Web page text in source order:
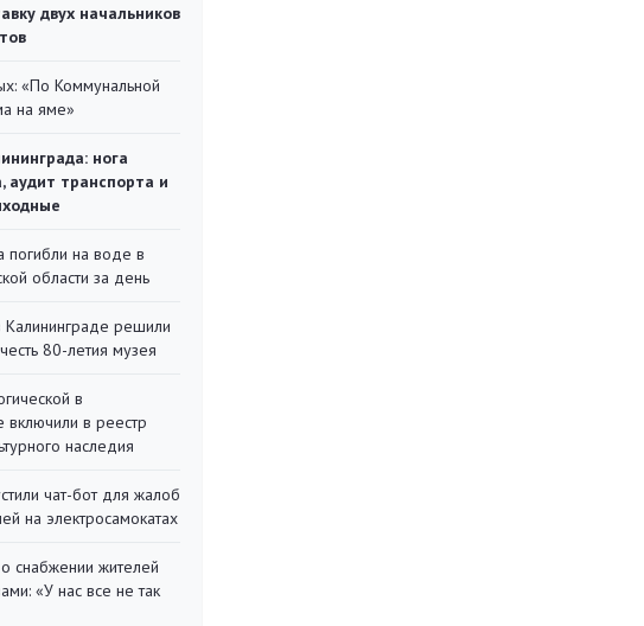
двух начальников
«По Коммунальной
на яме»
нога
аудит транспорта и
погибли на воде в
области за день
решили
80-летия музея
в
включили в реестр
наследия
чат-бот для жалоб
на электросамокатах
снабжении жителей
«У нас все не так